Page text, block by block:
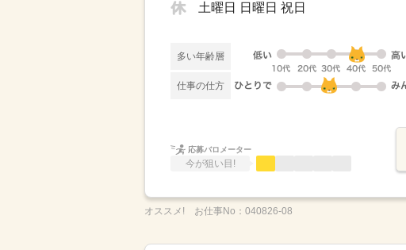
土曜日 日曜日 祝日
多い年齢層
仕事の仕方
応募バロメーター
今が狙い目!
オススメ! お仕事No： 040826-08